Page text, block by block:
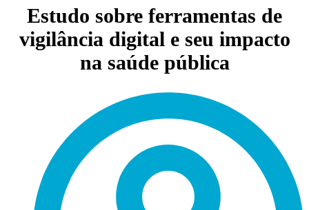
Estudo sobre ferramentas de
vigilância digital e seu impacto
na saúde pública